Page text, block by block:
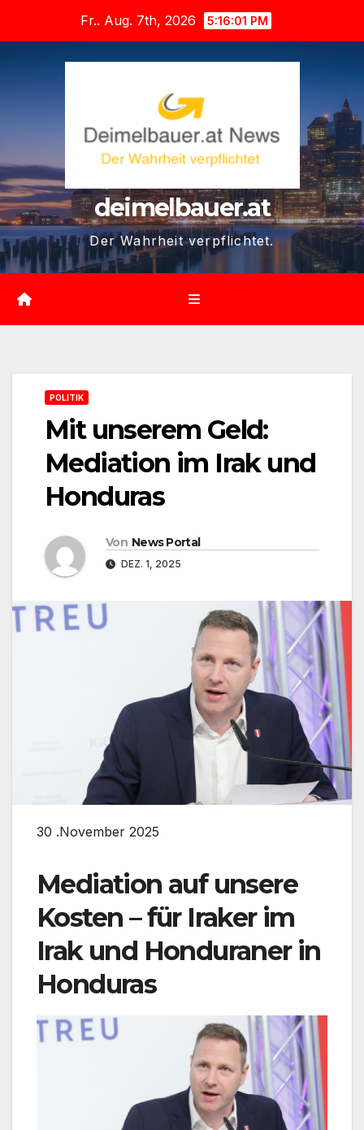
Fr.. Aug. 7th, 2026 5:16:02 PM
deimelbauer.at
Der Wahrheit verpflichtet.
POLITIK
Mit unserem Geld:
Mediation im Irak und
Honduras
Von News Portal
DEZ. 1, 2025
30 .November 2025
Mediation auf unsere
Kosten – für Iraker im
Irak und Honduraner in
Honduras